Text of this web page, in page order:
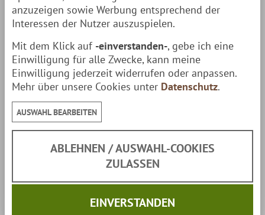
MUURIKKA
Unvergessliche Momente seit über 30
Jahren
Seit der Markteinführung vor über 30 Jahre sind
Muurikkas Feuerpfannen im wahrsten Sinne
Dauerbrenner. Es gab über die Jahre diverse kleine
Änderungen aber die Grundidee dieses Klassikers
blieb immer gleich: Eine massive Pfanne zur
Zubereitung von Speisen direkt über dem Feuer. Die
Tradition, über dem im Freien richtig gut Kochen zu
können, wird bei Muurikka durch viele weitere
anzuzeigen sowie Werbung entsprechend der
Interessen der Nutzer auszuspielen.
Mit dem Klick auf -einverstanden-, gebe ich eine
Einwilligung für alle Zwecke, kann meine
Einwilligung jederzeit widerrufen oder anpassen.
Mehr über unsere Cookies unter Datenschutz.
AUSWAHL BEARBEITEN
ABLEHNEN / AUSWAHL-COOKIES
ZULASSEN
EINVERSTANDEN